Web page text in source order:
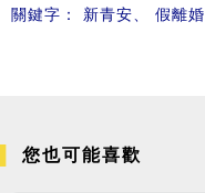
關鍵字： 新青安、 假離婚
您也可能喜歡